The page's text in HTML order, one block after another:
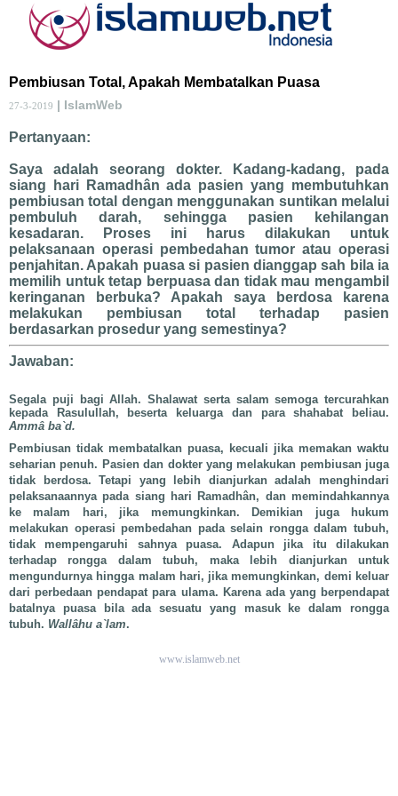
Pembiusan Total, Apakah Membatalkan Puasa
27-3-2019 | IslamWeb
Pertanyaan:
Saya adalah seorang dokter. Kadang-kadang, pada
siang hari Ramadhân ada pasien yang membutuhkan
pembiusan total dengan menggunakan suntikan melalui
pembuluh darah, sehingga pasien kehilangan
kesadaran. Proses ini harus dilakukan untuk
pelaksanaan operasi pembedahan tumor atau operasi
penjahitan. Apakah puasa si pasien dianggap sah bila ia
memilih untuk tetap berpuasa dan tidak mau mengambil
keringanan berbuka? Apakah saya berdosa karena
melakukan pembiusan total terhadap pasien
berdasarkan prosedur yang semestinya?
Jawaban:
Segala puji bagi Allah. Shalawat serta salam semoga tercurahkan
kepada Rasulullah, beserta keluarga dan para shahabat beliau.
Ammâ ba`d.
Pembiusan tidak membatalkan puasa, kecuali jika memakan waktu
seharian penuh. Pasien dan dokter yang melakukan pembiusan juga
tidak berdosa. Tetapi yang lebih dianjurkan adalah menghindari
pelaksanaannya pada siang hari Ramadhân, dan memindahkannya
ke malam hari, jika memungkinkan. Demikian juga hukum
melakukan operasi pembedahan pada selain rongga dalam tubuh,
tidak mempengaruhi sahnya puasa. Adapun jika itu dilakukan
terhadap rongga dalam tubuh, maka lebih dianjurkan untuk
mengundurnya hingga malam hari, jika memungkinkan, demi keluar
dari perbedaan pendapat para ulama. Karena ada yang berpendapat
batalnya puasa bila ada sesuatu yang masuk ke dalam rongga
tubuh. Wallâhu a`lam.
www.islamweb.net